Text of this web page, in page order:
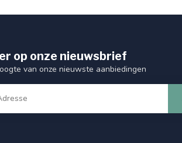
op onze nieuwsbrief
van onze nieuwste aanbiedingen